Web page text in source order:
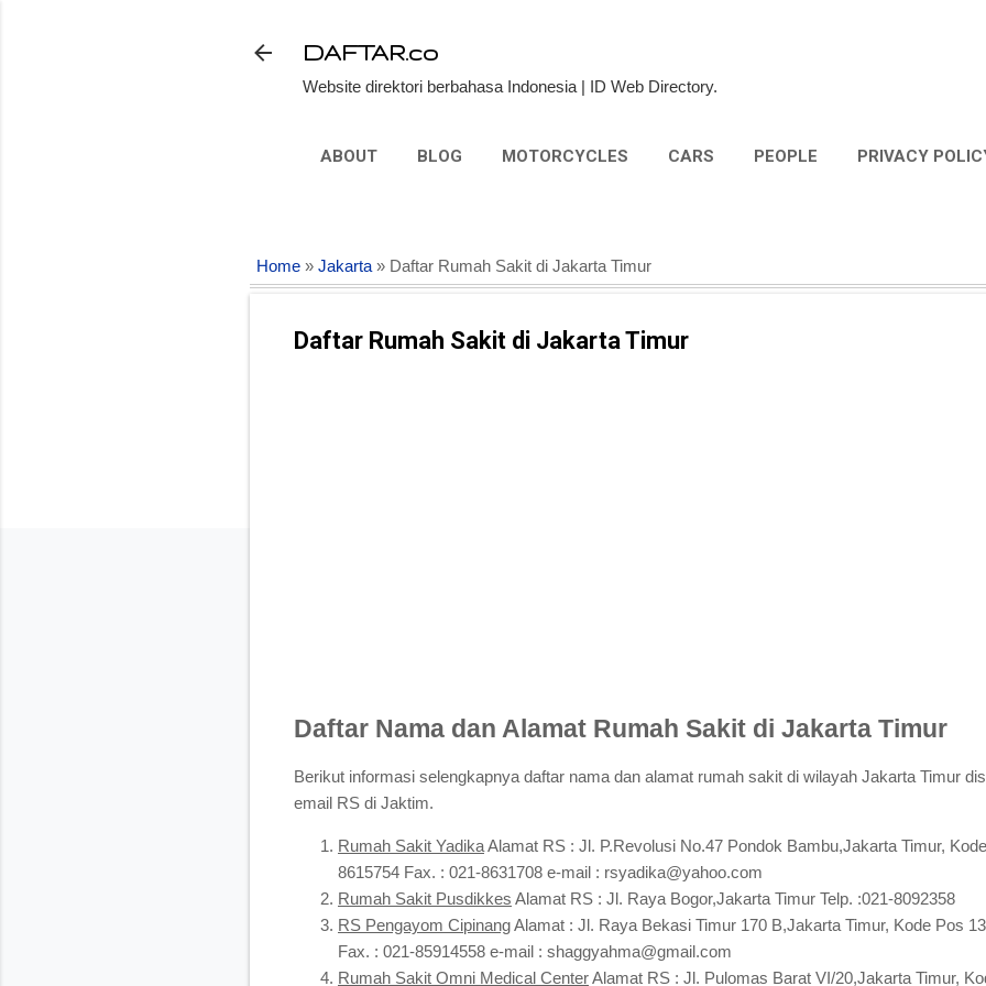
DAFTAR.co
Website direktori berbahasa Indonesia | ID Web Directory.
ABOUT BLOG MOTORCYCLES CARS PEOPLE PRIVACY
Home » Jakarta » Daftar Rumah Sakit di Jakarta Timur
Daftar Rumah Sakit di Jakarta Timur
Daftar Nama dan Alamat Rumah Sakit di Jakarta Timur
Berikut informasi selengkapnya daftar nama dan alamat rumah sakit di wilayah Jakarta Timur
email RS di Jaktim.
Rumah Sakit YadikaAlamat RS : Jl. P.Revolusi No.47 Pondok Bambu,Jakarta Timur,
8615754 Fax. : 021-8631708 e-mail : rsyadika@yahoo.com
Rumah Sakit Pusdikkes Alamat RS : Jl. Raya Bogor,Jakarta Timur Telp. :021-8092358
RS Pengayom CipinangAlamat : Jl. Raya Bekasi Timur 170 B,Jakarta Timur, Kode Pos
Fax. : 021-85914558 e-mail : shaggyahma@gmail.com
Rumah Sakit Omni Medical CenterAlamat RS : Jl. Pulomas Barat VI/20,Jakarta Timur,